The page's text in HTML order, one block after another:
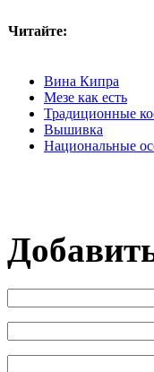
Читайте:
Вина Кипра
Мезе как есть
Традиционные
Вышивка
Национальные